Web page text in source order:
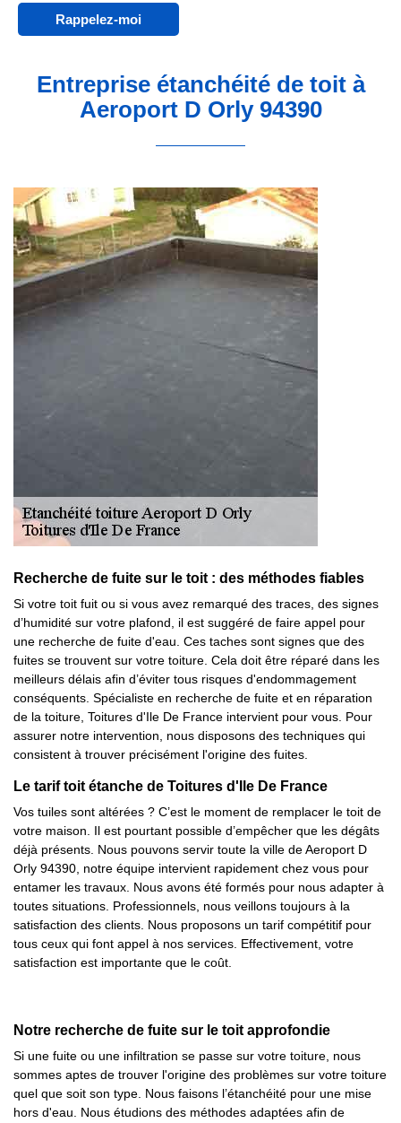
Entreprise étanchéité de toit à
Aeroport D Orly 94390
Recherche de fuite sur le toit : des méthodes fiables
Si votre toit fuit ou si vous avez remarqué des traces, des signes
d’humidité sur votre plafond, il est suggéré de faire appel pour
une recherche de fuite d'eau. Ces taches sont signes que des
fuites se trouvent sur votre toiture. Cela doit être réparé dans les
meilleurs délais afin d’éviter tous risques d'endommagement
conséquents. Spécialiste en recherche de fuite et en réparation
de la toiture, Toitures d'Ile De France intervient pour vous. Pour
assurer notre intervention, nous disposons des techniques qui
consistent à trouver précisément l'origine des fuites.
Le tarif toit étanche de Toitures d'Ile De France
Vos tuiles sont altérées ? C’est le moment de remplacer le toit de
votre maison. Il est pourtant possible d’empêcher que les dégâts
déjà présents. Nous pouvons servir toute la ville de Aeroport D
Orly 94390, notre équipe intervient rapidement chez vous pour
entamer les travaux. Nous avons été formés pour nous adapter à
toutes situations. Professionnels, nous veillons toujours à la
satisfaction des clients. Nous proposons un tarif compétitif pour
tous ceux qui font appel à nos services. Effectivement, votre
satisfaction est importante que le coût.
Notre recherche de fuite sur le toit approfondie
Si une fuite ou une infiltration se passe sur votre toiture, nous
sommes aptes de trouver l'origine des problèmes sur votre toiture
quel que soit son type. Nous faisons l’étanchéité pour une mise
hors d'eau. Nous étudions des méthodes adaptées afin de